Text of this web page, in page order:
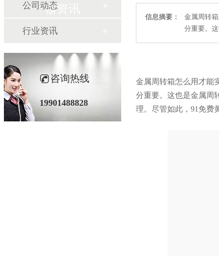
信息摘要：
金属周转箱
分重要
金属周转箱怎么用才能实
分重要。这也是金属
理。尽管如此，91免
器资讯
公司动态
行业资讯
咨询热线
19901488828